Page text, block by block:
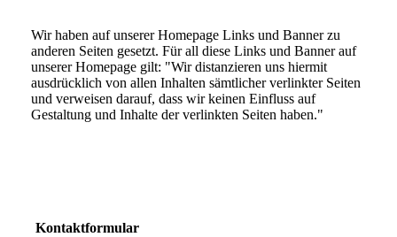
Wir haben auf unserer Homepage Links und Banner zu
anderen Seiten gesetzt. Für all diese Links und Banner auf
unserer Homepage gilt: "Wir distanzieren uns hiermit
ausdrücklich von allen Inhalten sämtlicher verlinkter Seiten
und verweisen darauf, dass wir keinen Einfluss auf
Gestaltung und Inhalte der verlinkten Seiten haben."
Kontaktformular